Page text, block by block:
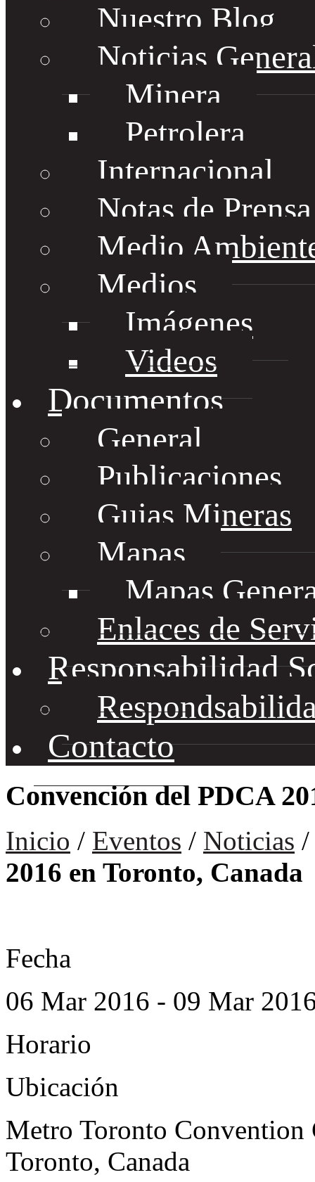
Nuestro Blog
Noticias
Minera
Petrolera
Internacional
Notas de
Medio
Medios
Imágenes
Videos
Documentos
General
Publicaciones
Guias Mineras
Mapas
Mapas
Enlaces de
Responsabilidad
Contacto
Convención del PDCA
Inicio / Eventos / Noticias
2016 en Toronto, Canada
Fecha
06 Mar 2016 - 09 Mar
Horario
Ubicación
Metro Toronto Convention
Toronto, Canada